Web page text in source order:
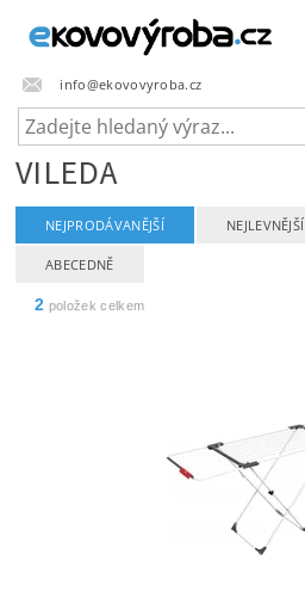
info@ekovovyroba.cz
VILEDA
NEJPRODÁVANĚJŠÍ NEJLEVNĚJŠÍ
ABECEDNĚ
2 položek celkem